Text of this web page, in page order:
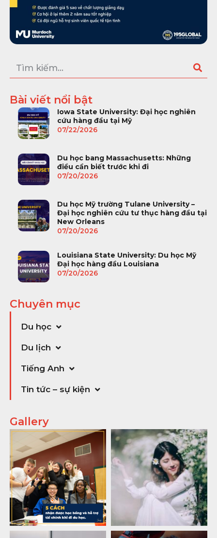
Bài viết nổi bật
Iowa State University: Đại học nghiên
cứu hàng đầu tại Mỹ
07/22/2026
Du học bang Massachusetts: Những
điều cần biết trước khi đi
07/20/2026
Du học Mỹ trường Tulane University –
Đại học nghiên cứu tư thục hàng đầu tại
New Orleans
07/20/2026
Louisiana State University: Du học Mỹ
Đại học hàng đầu Louisiana
07/20/2026
Chuyên mục
Du học
Du lịch
Tiếng Anh
Tin tức – sự kiện
Gallery